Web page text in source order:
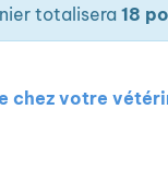
totalisera 18
chez votre